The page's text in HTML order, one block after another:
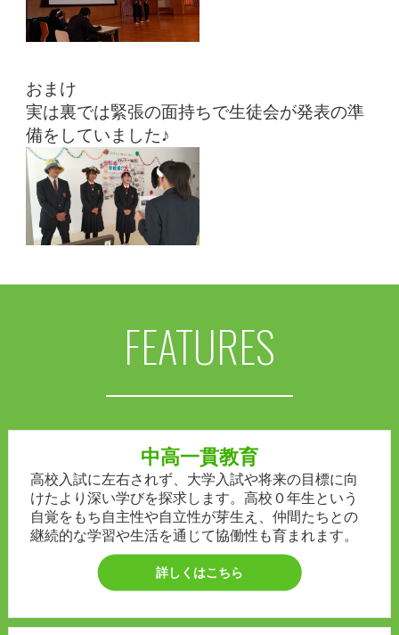
おまけ
実は裏では緊張の面持ちで生徒会が発表の準
備をしていました♪
FEATURES
中高一貫教育
高校入試に左右されず、大学入試や将来の目標に向
けたより深い学びを探求します。高校０年生という
自覚をもち自主性や自立性が芽生え、仲間たちとの
継続的な学習や生活を通じて協働性も育まれます。
詳しくはこちら